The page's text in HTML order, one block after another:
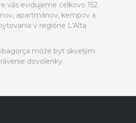
vás evidujeme celkovo 152
apartmánov, kempov a
v regióne L'Alta
môže byť skvelým
dovolenky.